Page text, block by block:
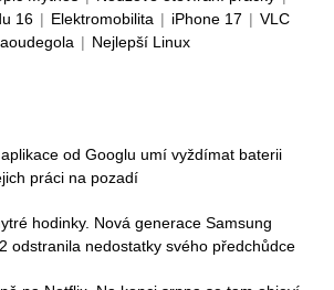
16 | Elektromobilita | iPhone 17 | VLC
| Nejlepší Linux
od Googlu umí vyždímat baterii
práci na pozadí
hodinky. Nová generace Samsung
odstranila nedostatky svého předchůdce